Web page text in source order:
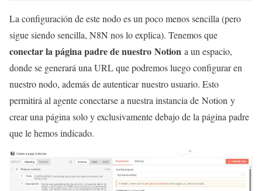
La configuración de este nodo es un poco menos sencilla (pero
sigue siendo sencilla, N8N nos lo explica). Tenemos que
conectar la página padre de nuestro Notion a un espacio,
donde se generará una URL que podremos luego configurar en
nuestro nodo, además de autenticar nuestro usuario. Esto
permitirá al agente conectarse a nuestra instancia de Notion y
crear una página solo y exclusivamente debajo de la página padre
que le hemos indicado.